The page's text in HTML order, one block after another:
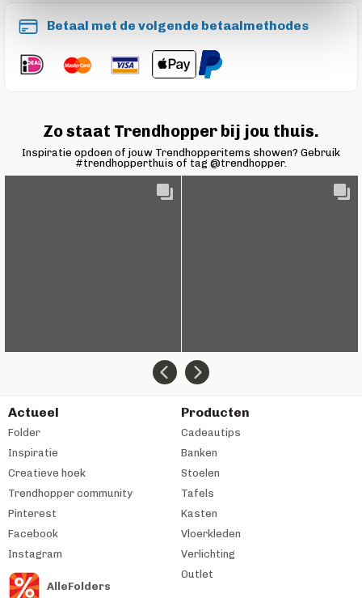
Betaal met de volgende betaalmethodes
Zo staat Trendhopper bij jou thuis.
Inspiratie opdoen of jouw Trendhopperitems showen? Gebruik
#trendhopperthuis of tag @trendhopper.
Actueel
Folder
Inspiratie
Creatieve hoek
Trendhopper community
Pinterest
Facebook
Instagram
AlleFolders
Producten
Cadeautips
Banken
Stoelen
Tafels
Kasten
Vloerkleden
Verlichting
Outlet